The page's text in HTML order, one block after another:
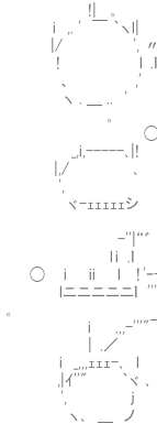
.'､
｀ヽl|
|/ ',
,/.
;; -'"
. ＿ ..
i､
゛
｀"'"
､
', 、
｀＼ ､__
） 不
ヽ、 .／
、
'ｰ-グ
ニニ
_ .
､、."
＼
-､ l
､
ノ